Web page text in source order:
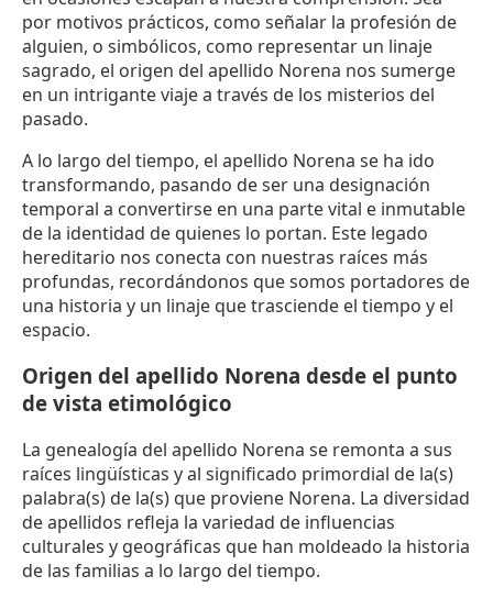
por motivos prácticos, como señalar la profesión de
alguien, o simbólicos, como representar un linaje
sagrado, el origen del apellido Norena nos sumerge
en un intrigante viaje a través de los misterios del
pasado.
A lo largo del tiempo, el apellido Norena se ha ido
transformando, pasando de ser una designación
temporal a convertirse en una parte vital e inmutable
de la identidad de quienes lo portan. Este legado
hereditario nos conecta con nuestras raíces más
profundas, recordándonos que somos portadores de
una historia y un linaje que trasciende el tiempo y el
espacio.
Origen del apellido Norena desde el punto
de vista etimológico
La genealogía del apellido Norena se remonta a sus
raíces lingüísticas y al significado primordial de la(s)
palabra(s) de la(s) que proviene Norena. La diversidad
de apellidos refleja la variedad de influencias
culturales y geográficas que han moldeado la historia
de las familias a lo largo del tiempo.